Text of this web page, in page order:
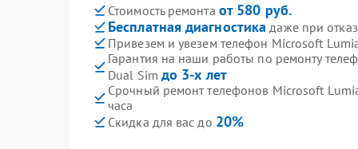
Стоимость ремонта от 580 руб.
Бесплатная диагностика даже при
Привезем и увезем телефон Microsoft
Гарантия на наши работы по ремонту
Dual Sim до 3-х лет
Срочный ремонт телефонов Microsoft
часа
Скидка для вас до 20%